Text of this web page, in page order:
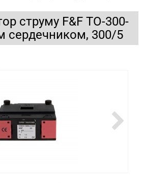
струму F&F TO-300-
сердечником, 300/5